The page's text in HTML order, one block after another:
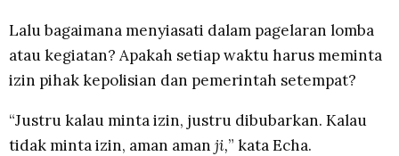
Lalu bagaimana menyiasati dalam pagelaran lomba
atau kegiatan? Apakah setiap waktu harus meminta
izin pihak kepolisian dan pemerintah setempat?
“Justru kalau minta izin, justru dibubarkan. Kalau
tidak minta izin, aman aman ji,” kata Echa.